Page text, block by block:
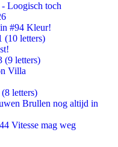
Loogisch toch
#94 Kleur!
(10 letters)
(9 letters)
Villa
letters)
Brullen nog altijd in
Vitesse mag weg